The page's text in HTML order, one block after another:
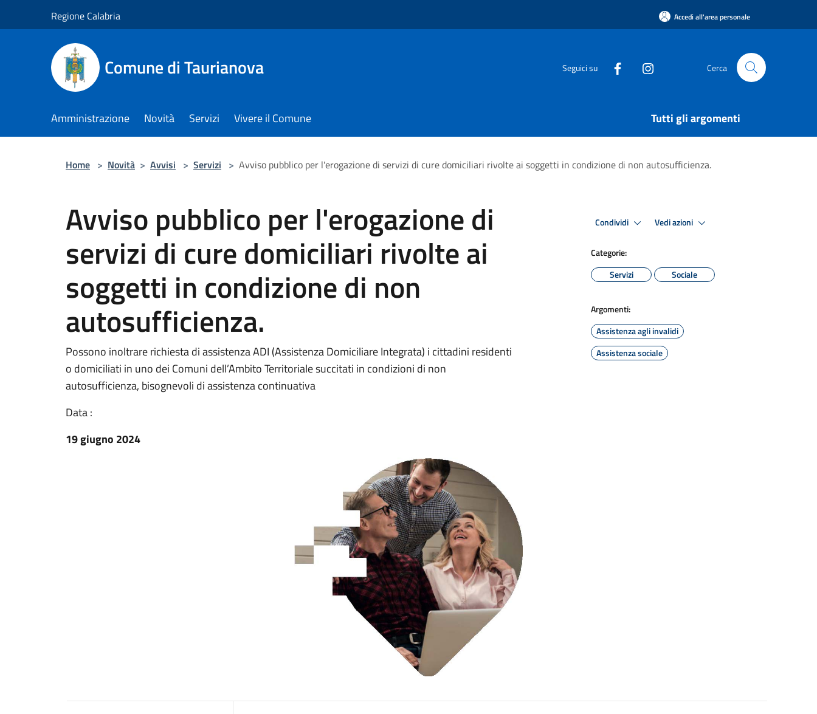
Regione Calabria Accedi all'area personale
Comune di Taurianova Seguici su Cerca
Amministrazione Novità Servizi Vivere il Comune Tutti gli argomenti
Home > Novità > Avvisi > Servizi > Avviso pubblico per l'erogazione di servizi di cure domiciliari rivolte ai soggetti in condizione di non autosufficienza.
Avviso pubblico per l'erogazione di
servizi di cure domiciliari rivolte ai
soggetti in condizione di non
autosufficienza.
Possono inoltrare richiesta di assistenza ADI (Assistenza Domiciliare Integrata) i cittadini residenti
o domiciliati in uno dei Comuni dell’Ambito Territoriale succitati in condizioni di non
autosufficienza, bisognevoli di assistenza continuativa
Data :
19 giugno 2024
Condividi Vedi azioni
Categorie:
Servizi
Sociale
Argomenti:
Assistenza agli invalidi
Assistenza sociale